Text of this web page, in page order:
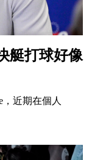
艇打球好像
，近期在個人